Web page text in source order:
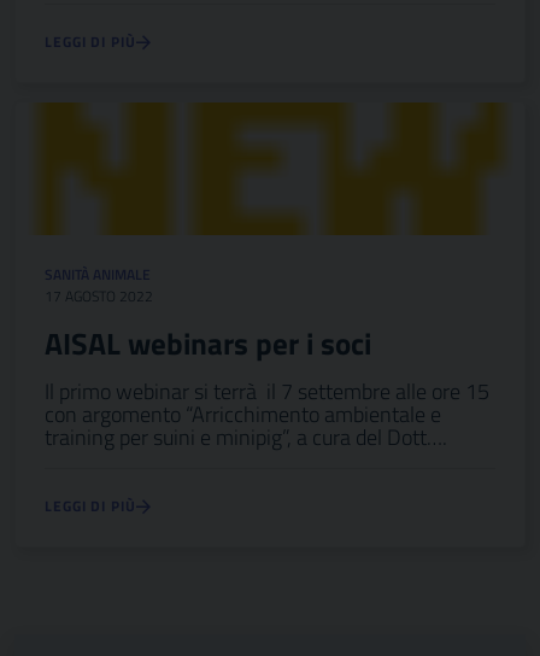
LEGGI DI PIÙ
SANITÀ ANIMALE
17 AGOSTO 2022
AISAL webinars per i soci
Il primo webinar si terrà il 7 settembre alle ore 15
con argomento “Arricchimento ambientale e
training per suini e minipig”, a cura del Dott….
LEGGI DI PIÙ